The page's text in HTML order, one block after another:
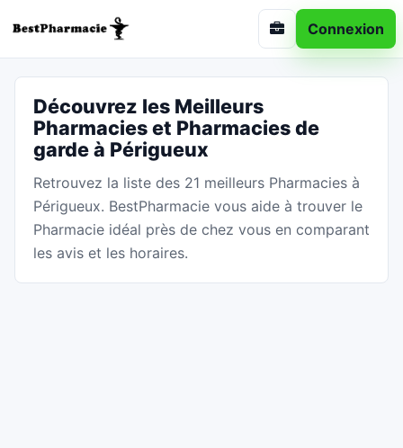
Connexion
Découvrez les Meilleurs
Pharmacies et Pharmacies de
garde à Périgueux
Retrouvez la liste des 21 meilleurs Pharmacies à
Périgueux. BestPharmacie vous aide à trouver le
Pharmacie idéal près de chez vous en comparant
les avis et les horaires.